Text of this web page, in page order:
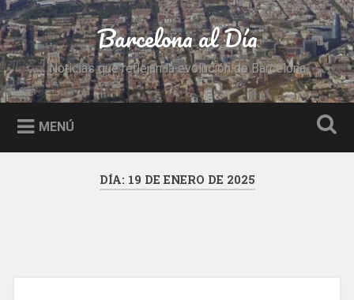
Saltar
al
contenido
Buscar Barcelona al Día
Noticias que reflejan la evolución de Barcelona
MENÚ
DÍA: 19 DE ENERO DE 2025